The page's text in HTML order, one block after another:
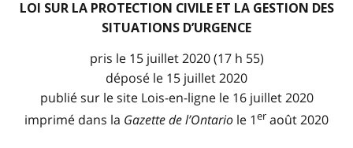
LOI SUR LA PROTECTION CIVILE ET LA GESTION DES
SITUATIONS D’URGENCE
pris le 15 juillet 2020 (17 h 55)
déposé le 15 juillet 2020
publié sur le site Lois-en-ligne le 16 juillet 2020
imprimé dans la Gazette de l’Ontario le 1er août 2020